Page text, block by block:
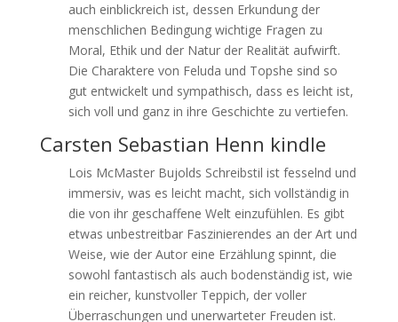
auch einblickreich ist, dessen Erkundung der
menschlichen Bedingung wichtige Fragen zu
Moral, Ethik und der Natur der Realität aufwirft.
Die Charaktere von Feluda und Topshe sind so
gut entwickelt und sympathisch, dass es leicht ist,
sich voll und ganz in ihre Geschichte zu vertiefen.
Carsten Sebastian Henn kindle
Lois McMaster Bujolds Schreibstil ist fesselnd und
immersiv, was es leicht macht, sich vollständig in
die von ihr geschaffene Welt einzufühlen. Es gibt
etwas unbestreitbar Faszinierendes an der Art und
Weise, wie der Autor eine Erzählung spinnt, die
sowohl fantastisch als auch bodenständig ist, wie
ein reicher, kunstvoller Teppich, der voller
Überraschungen und unerwarteter Freuden ist.